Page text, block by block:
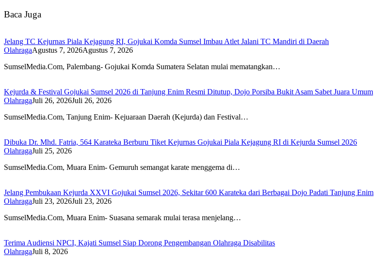
Baca Juga
Jelang TC Kejurnas Piala Kejagung RI, Gojukai Komda Sumsel Imbau Atlet Jalani TC Mandiri di Daerah
OlahragaAgustus 7, 2026Agustus 7, 2026
SumselMedia.Com, Palembang- Gojukai Komda Sumatera Selatan mulai mematangkan…
Kejurda & Festival Gojukai Sumsel 2026 di Tanjung Enim Resmi Ditutup, Dojo Porsiba Bukit Asam Sabet Juara Umum
OlahragaJuli 26, 2026Juli 26, 2026
SumselMedia.Com, Tanjung Enim- Kejuaraan Daerah (Kejurda) dan Festival…
Dibuka Dr. Mhd. Fatria, 564 Karateka Berburu Tiket Kejurnas Gojukai Piala Kejagung RI di Kejurda Sumsel 2026
OlahragaJuli 25, 2026
SumselMedia.Com, Muara Enim- Gemuruh semangat karate menggema di…
Jelang Pembukaan Kejurda XXVI Gojukai Sumsel 2026, Sekitar 600 Karateka dari Berbagai Dojo Padati Tanjung Enim
OlahragaJuli 23, 2026Juli 23, 2026
SumselMedia.Com, Muara Enim- Suasana semarak mulai terasa menjelang…
Terima Audiensi NPCI, Kajati Sumsel Siap Dorong Pengembangan Olahraga Disabilitas
OlahragaJuli 8, 2026